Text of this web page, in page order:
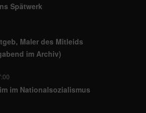
Spätwerk
Maler des Mitleids
im Archiv)
im Nationalsozialismus